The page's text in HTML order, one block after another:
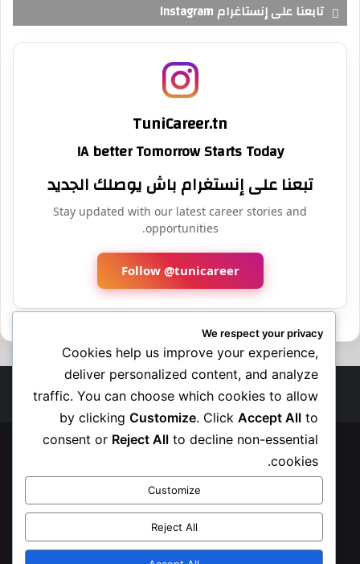
تابعنا على إنستاغرام Instagram
TuniCareer.tn
A better Tomorrow Starts Today!
تبعنا على إنستغرام باش يوصلك الجديد
Stay updated with our latest career stories and
opportunities.
Follow @tunicareer
الرئيسية
الوظيفة العمومية القطاع الخاص
فرص بالخارج
تربصات و أدوات هامة
تكوين مجاني آخر المستجدات
إتصل بنا
سياسة الخصوصية
We respect your privacy
Cookies help us improve your experience,
deliver personalized content, and analyze
traffic. You can choose which cookies to allow
by clickingCustomize. ClickAccept All to
consent or Reject All to decline non-essential
cookies.
Customize
Reject All